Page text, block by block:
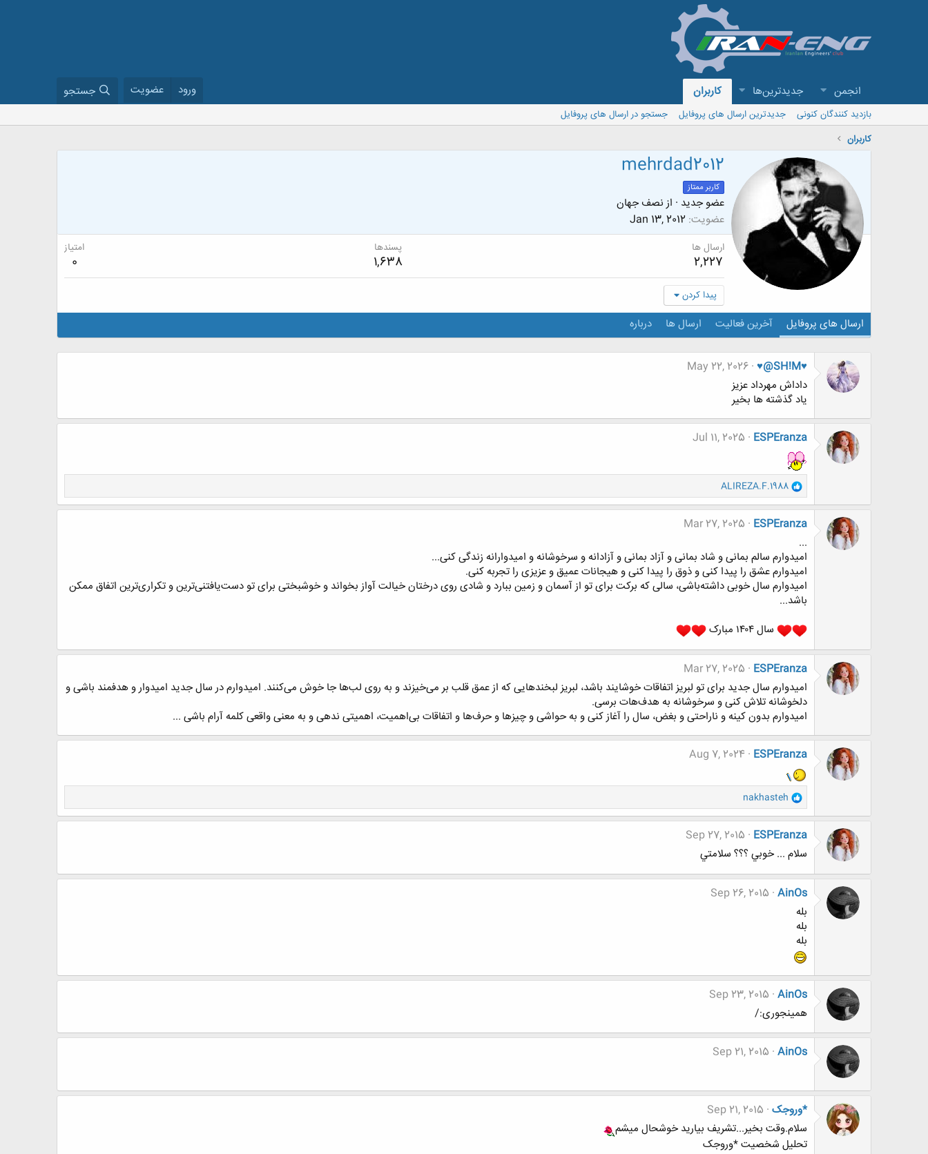
انجمن جدیدترین‌ها کاربران ورود عضویت جستجو
بازدید کنندگان کنونی جدیدترین ارسال های پروفایل
جستجو در ارسال های پروفایل
کاربران
mehrdad2012
کاربر ممتاز
عضو جدید · از نصف جهان
عضویت Jan 13, 2012
ارسال ها
2,227
پسندها
1,638
امتیاز
0
پیدا کردن
ارسال های پروفایل آخرین فعالیت ارسال ها درباره
♥@SH!M♥
May 22, 2026
داداش مهرداد عزیز
یاد گذشته ها بخیر
ESPEranza
Jul 11, 2025
و
ا
ک
ن
ا
:
ALIREZA.F.1988
ESPEranza
Mar 27, 2025
...
امیدوارم سالم بمانی و شاد بمانی ‌و آزاد بمانی و آزادانه و سرخوشانه و امیدوارانه زندگی کنی...
امیدوارم عشق را پیدا کنی و ذوق را پیدا کنی و هیجانات عمیق و عزیزی را تجربه کنی.
امیدوارم سال خوبی داشته‌باشی، سالی که برکت برای تو از آسمان و زمین ببارد و شادی روی درختان خیالت آواز بخواند و خوشبختی برای تو دست‌یافتنی‌ترین و تکراری‌ترین اتفاق ممکن
باشد...
سال ۱۴۰۴ مبارک
ESPEranza
Mar 27, 2025
امیدوارم سال جدید برای تو لبریز اتفاقات خوشایند باشد، لبریز لبخندهایی که از عمق قلب بر می‌خیزند و به روی لب‌ها جا خوش می‌کنند. امیدوارم در سال جدید امیدوار و هدفمند باشی و
دلخوشانه تلاش کنی و سرخوشانه به هدف‌هات برسی.
امیدوارم بدون کینه و ناراحتی و بغض، سال را آغاز کنی و به حواشی و چیزها و حرف‌ها ‌و اتفاقات بی‌اهمیت، اهمیتی ندهی و به معنی واقعی کلمه آرام باشی ...
ESPEranza
Aug 7, 2024
و
ا
ک
ن
ه
ا
:
nakhasteh
ESPEranza
Sep 27, 2015
سلام ... خوبي ؟؟؟ سلامتي
AinOs
Sep 26, 2015
بله
بله
بله
AinOs
Sep 23, 2015
همینجوری:/
AinOs
Sep 21, 2015
*وروجک Sep 21, 2015
سلام.وقت بخیر...تشریف بیارید خوشحال میشم
تحلیل شخصیت *وروجک